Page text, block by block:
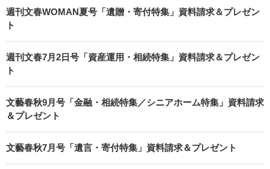
週刊文春WOMAN夏号「遺贈・寄付特集」資料請求＆プレゼン
ト
週刊文春7月2日号「資産運用・相続特集」資料請求＆プレゼン
ト
文藝春秋9月号「金融・相続特集／シニアホーム特集」資料請求
＆プレゼント
文藝春秋7月号「遺言・寄付特集」資料請求＆プレゼント